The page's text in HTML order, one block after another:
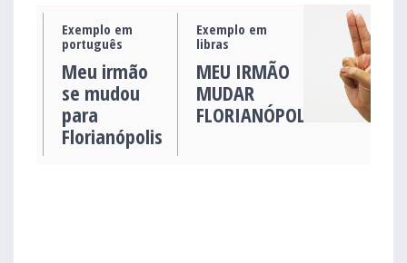
Exemplo em
português
Meu irmão
se mudou
para
Florianópolis
Exemplo em
libras
MEU IRMÃO
MUDAR
FLORIANÓPOLIS.